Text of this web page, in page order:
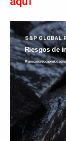
S&P GLOBAL
Riesgos de
Panorama económico